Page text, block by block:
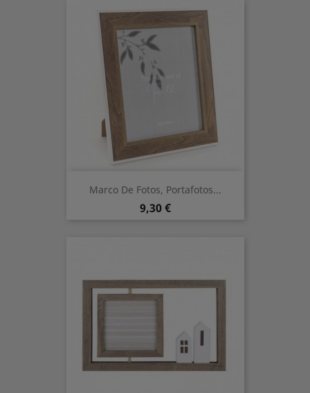
Marco De Fotos, Portafotos...
Prix
9,30 €